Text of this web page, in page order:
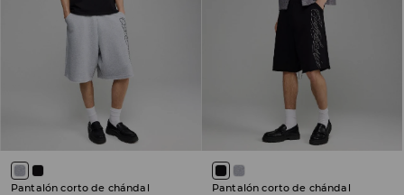
Pantalón corto de chándal Pantalón corto de chándal